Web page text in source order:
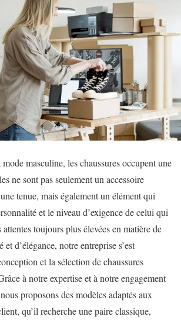
masculine, les chaussures occupent une
ne sont pas seulement un accessoire
tenue, mais également un élément qui
et le niveau d’exigence de celui qui
attentes toujours plus élevées en matière de
d’élégance, notre entreprise s’est
et la sélection de chaussures
à notre expertise et à notre engagement
proposons des modèles adaptés aux
qu’il recherche une paire classique,